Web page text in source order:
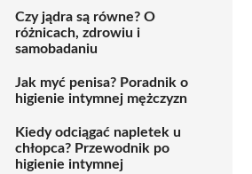
Czy jądra są równe? O
różnicach, zdrowiu i
samobadaniu
Jak myć penisa? Poradnik o
higienie intymnej mężczyzn
Kiedy odciągać napletek u
chłopca? Przewodnik po
higienie intymnej